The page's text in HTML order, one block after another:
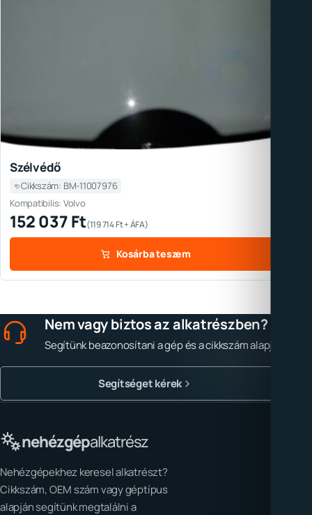
Szélvédő
Cikkszám: BM-11007976
Kompatibilis: Volvo
152 037Ft(119 714Ft+ ÁFA)
Kosárba teszem
Nem vagy biztos az alkatrészben?
Segítünk beazonosítani a gép és a cikkszám alapján.
Segítséget kérek
nehézgépalkatrész
Nehézgépekhez keresel alkatrészt?
Cikkszám, OEM szám vagy géptípus
alapján segítünk megtalálni a